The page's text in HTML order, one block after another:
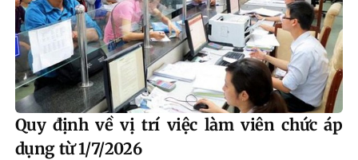
Quy định về vị trí việc làm viên chức áp
dụng từ 1/7/2026